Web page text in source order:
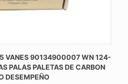
VANES 90134900007 WN 124-
PALAS PALETAS DE CARBON
DESEMPEÑO